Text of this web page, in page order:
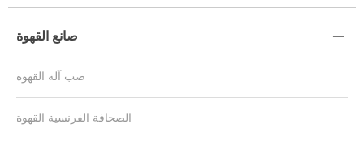
صانع القهوة 
صب آلة القهوة
الصحافة الفرنسية القهوة